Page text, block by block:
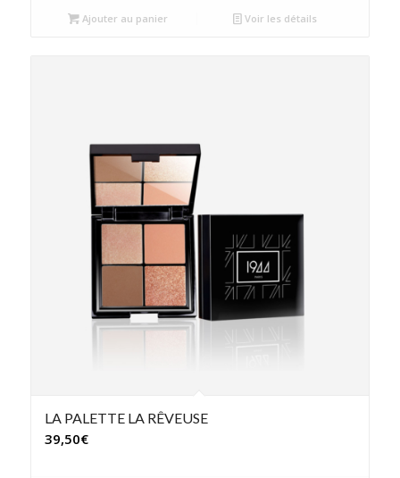
Ajouter au panier Voir les détails
LA PALETTE LA RÊVEUSE
39,50€